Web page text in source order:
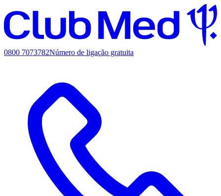
0800 7073782Número de ligação gratuita